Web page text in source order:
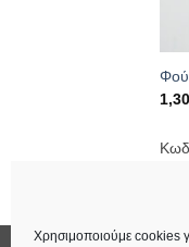
Χρησιμοποιούμε cookies
1,30